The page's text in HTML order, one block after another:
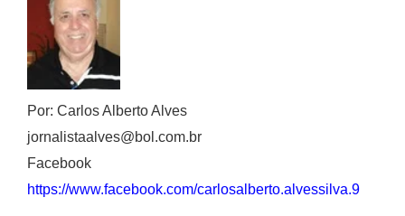
Por: Carlos Alberto Alves
jornalistaalves@bol.com.br
Facebook
https://www.facebook.com/carlosalberto.alvessilva.9